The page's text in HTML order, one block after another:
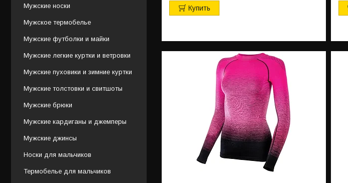
Купить
Мужские носки
Мужское термобелье
Мужские футболки и майки
Мужские легкие куртки и ветровки
Мужские пуховики и зимние куртки
Мужские толстовки и свитшоты
Мужские брюки
Мужские кардиганы и джемперы
Мужские джинсы
Носки для мальчиков
Термобелье для мальчиков